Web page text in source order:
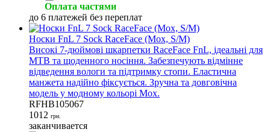
Оплата частями
до 6 платежей без переплат
Носки FnL 7 Sock RaceFace (Мох, S/M)
Високі 7-дюймові шкарпетки RaceFace FnL, ідеальні для
MTB та щоденного носіння. Забезпечують відмінне
відведення вологи та підтримку стопи. Еластична
манжета надійно фіксується. Зручна та довговічна
модель у модному кольорі Мох.
RFHB105067
1012 грн.
заканчивается